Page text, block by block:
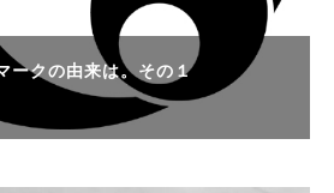
ークの由来は。その１